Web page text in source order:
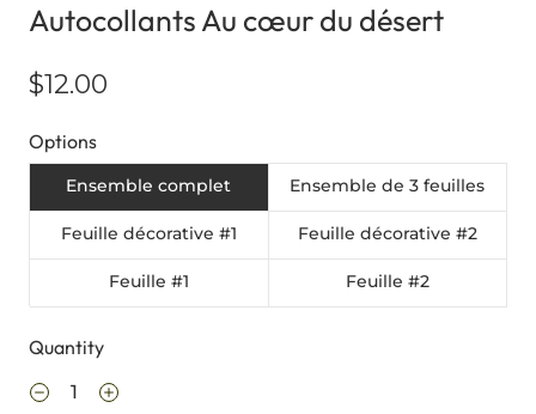
Autocollants Au cœur du désert
$12.00
Options
Ensemble complet Ensemble de 3 feuilles
Feuille décorative #1 Feuille décorative #2
Feuille #1 Feuille #2
Quantity